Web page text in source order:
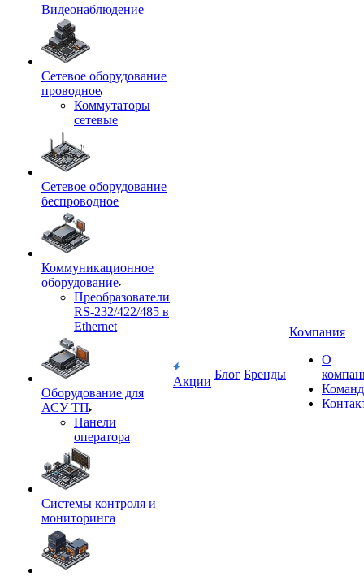
Видеонаблюдение
Сетевое оборудование
проводное
Коммутаторы
сетевые
Сетевое оборудование
беспроводное
Коммуникационное
оборудование
Преобразователи
RS-232/422/485 в
Ethernet
Оборудование для
АСУ ТП
Панели
оператора
Системы контроля и
мониторинга
Акции
Блог Бренды
Компания
О